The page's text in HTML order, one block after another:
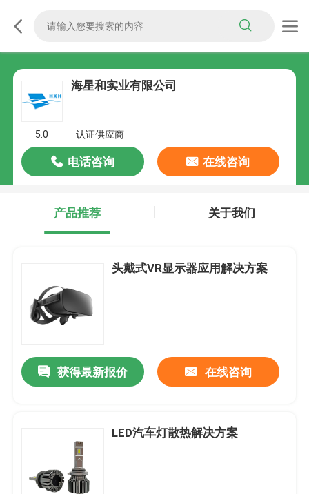
海星和实业有限公司
5.0 认证供应商
电话咨询 在线咨询
产品推荐 关于我们
头戴式VR显示器应用解决方案
获得最新报价 在线咨询
LED汽车灯散热解决方案